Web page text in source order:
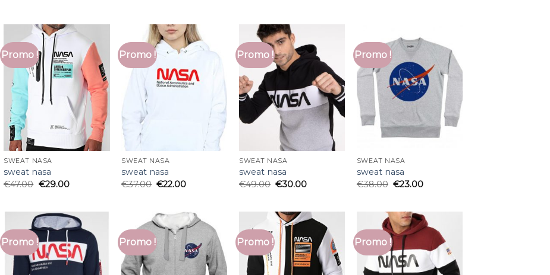
Promo !
SWEAT NASA
sweat nasa
€47.00 €29.00
Promo !
SWEAT NASA
sweat nasa
€37.00 €22.00
Promo !
SWEAT NASA
sweat nasa
€49.00 €30.00
Promo !
SWEAT NASA
sweat nasa
€38.00 €23.00
Promo ! Promo ! Promo ! Promo !